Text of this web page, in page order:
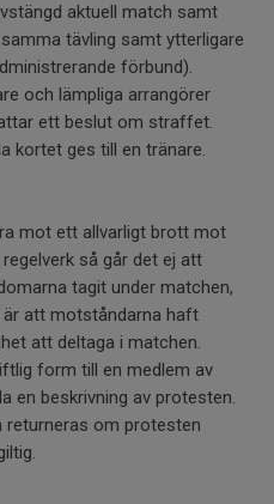
aktuell match samt
tävling samt ytterligare
förbund).
och lämpliga arrangörer
ett beslut om straffet.
kortet ges till en tränare.
mot ett allvarligt brott mot
så går det ej att
tagit under matchen,
att motståndarna haft
att deltaga i matchen.
form till en medlem av
en beskrivning av protesten.
om protesten